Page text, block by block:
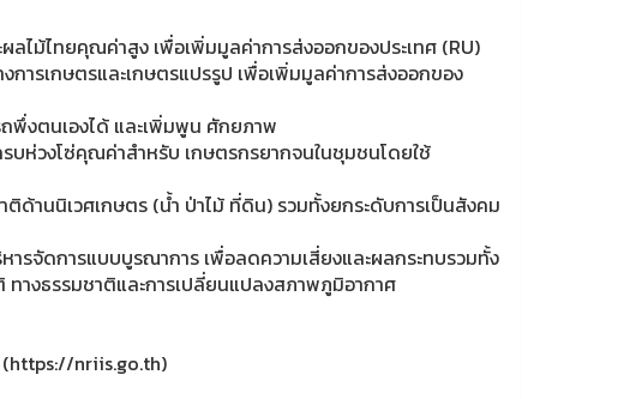
ลไม้ไทยคุณค่าสูง เพื่อเพิ่มมูลค่าการส่งออกของประเทศ (RU)
ารเกษตรและเกษตรแปรรูป เพื่อเพิ่มมูลค่าการส่งออกของ
พึ่งตนเองได้ และเพิ่มพูน ศักยภาพ
บห่วงโซ่คุณค่าสำหรับ เกษตรกรยากจนในชุมชนโดยใช้
ด้านนิเวศเกษตร (น้ำ ป่าไม้ ที่ดิน) รวมทั้งยกระดับการเป็นสังคม
รจัดการแบบบูรณาการ เพื่อลดความเสี่ยงและผลกระทบรวมทั้ง
างธรรมชาติและการเปลี่ยนแปลงสภาพภูมิอากาศ
(https://nriis.go.th)